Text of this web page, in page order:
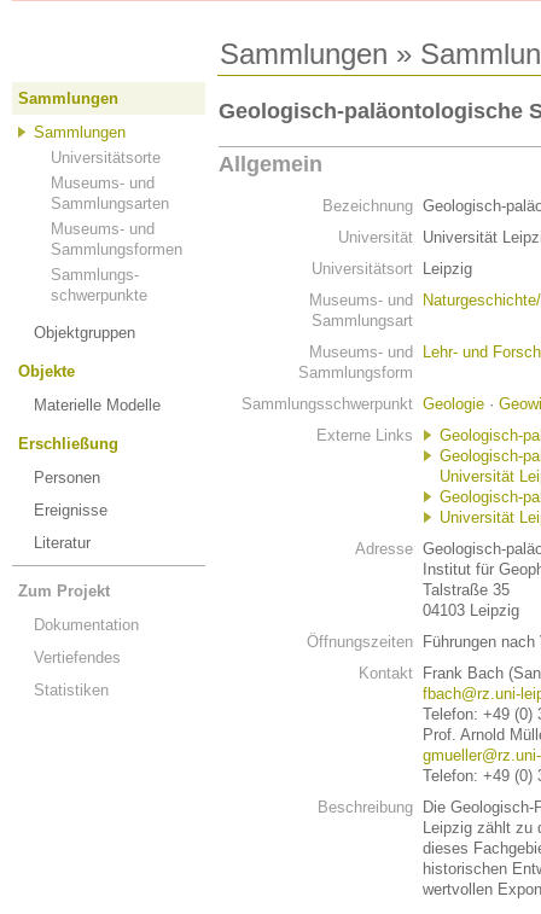
Sammlungen »
Sammlungen
Sammlungen
Universitätsorte
Museums- und
Sammlungsarten
Museums- und
Sammlungsformen
Sammlungs-
schwerpunkte
Objektgruppen
Objekte
Materielle Modelle
Erschließung
Personen
Ereignisse
Literatur
Zum Projekt
Dokumentation
Vertiefendes
Statistiken
Geologisch-paläontologische
Allgemein
Bezeichnung Geologisch-
Universität Universität
Universitätsort
Leipzig
Museums- und
Sammlungsart
Museums- und
Sammlungsform
Lehr- und
Sammlungsschwerpunkt Geologie ·
Externe Links
Geologisch-
Geologisch-
Universität
Geologisch-
Universität
Adresse Geologisch-
Institut für
Talstraße 35
04103 Leipzig
Öffnungszeiten
Führungen nach
Kontakt
Frank Bach
fbach@rz.uni-
Telefon: +49 (0)
Prof. Arnold
Telefon: +49 (0)
Beschreibung
Die
Leipzig zählt zu
dieses
historischen
wertvollen